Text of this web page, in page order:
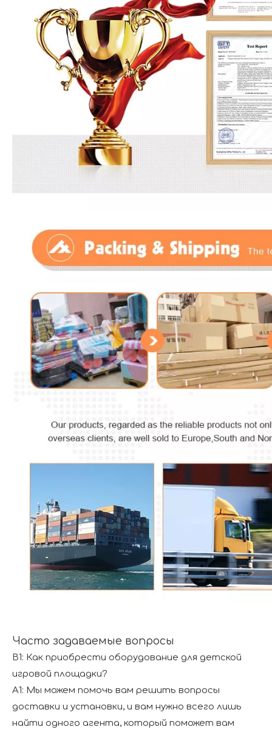
Часто задаваемые вопросы
В1: Как приобрести оборудование для детской
игровой площадки?
A1: Мы можем помочь вам решить вопросы
доставки и установки, и вам нужно всего лишь
найти одного агента, который поможет вам